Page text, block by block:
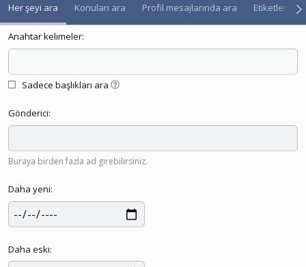
Her şeyi ara Konuları ara Profil mesajlarında ara Etiketleri ara
Anahtar kelimeler
Sadece başlıkları ara
Gönderici
Buraya birden fazla ad girebilirsiniz.
Daha yeni
Daha eski